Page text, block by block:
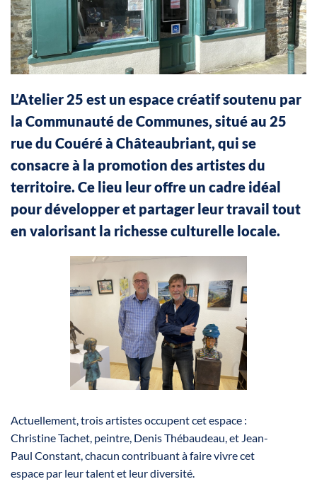
L’Atelier 25 est un espace créatif soutenu par
la Communauté de Communes, situé au 25
rue du Couéré à Châteaubriant, qui se
consacre à la promotion des artistes du
territoire. Ce lieu leur offre un cadre idéal
pour développer et partager leur travail tout
en valorisant la richesse culturelle locale.
Actuellement, trois artistes occupent cet espace :
Christine Tachet, peintre, Denis Thébaudeau, et Jean-
Paul Constant, chacun contribuant à faire vivre cet
espace par leur talent et leur diversité.